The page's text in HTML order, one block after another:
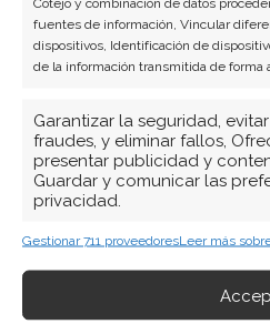
fuentes de información, Vincular
dispositivos, Identificación de
de la información transmitida de forma
Garantizar la seguridad,
fraudes, y eliminar fallos,
presentar publicidad y
Guardar y comunicar las
privacidad.
Gestionar 711 proveedoresLeer más